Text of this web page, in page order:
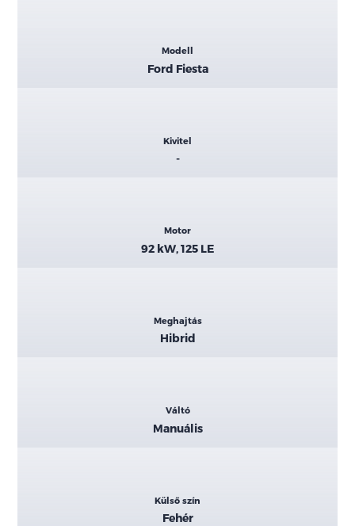
Modell
Ford Fiesta
Kivitel
-
Motor
92 kW, 125 LE
Meghajtás
Hibrid
Váltó
Manuális
Külső szín
Fehér